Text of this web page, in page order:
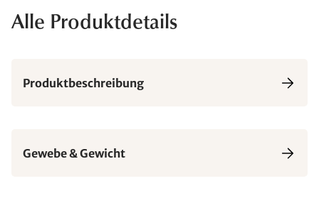
Alle Produktdetails
Produktbeschreibung
Gewebe & Gewicht